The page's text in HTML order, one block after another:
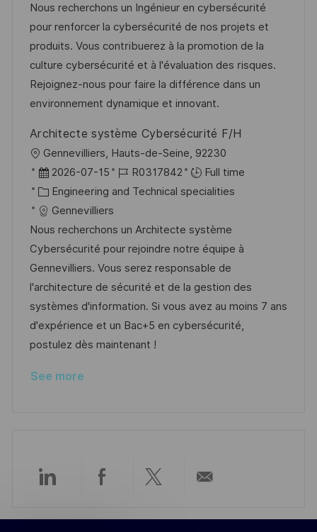
t
i
o
n
e
d
D
a
t
e
I
d
t
e
g
o
r
y
Nous recherchons un Ingénieur en cybersécurité
pour renforcer la cybersécurité de nos projets et
produits. Vous contribuerez à la promotion de la
culture cybersécurité et à l'évaluation des risques.
Rejoignez-nous pour faire la différence dans un
environnement dynamique et innovant.
Architecte système Cybersécurité F/H
L
o
c
a
t
i
o
n
Gennevilliers, Hauts-de-Seine, 92230
P
o
s
t
e
d
D
a
t
e
2026-07-15
J
o
I
d
R0317842
Full time
C
a
t
e
g
o
r
y
Engineering and Technical specialities
Gennevilliers
Nous recherchons un Architecte système
Cybersécurité pour rejoindre notre équipe à
Gennevilliers. Vous serez responsable de
l'architecture de sécurité et de la gestion des
systèmes d'information. Si vous avez au moins 7 ans
d'expérience et un Bac+5 en cybersécurité,
postulez dès maintenant !
See more
Share
via
Share
via
Share
via
via